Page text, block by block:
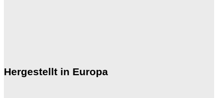
Hergestellt in Europa